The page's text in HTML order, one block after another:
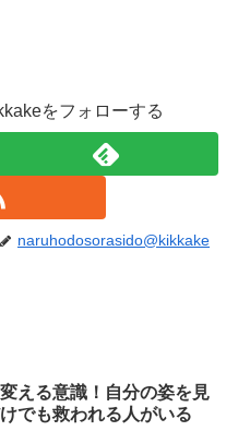
をフォローする
naruhodosorasido@kikkake
える意識！自分の姿を見
でも救われる人がいる